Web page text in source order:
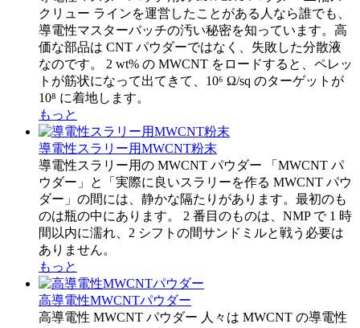
クリュー ラインを運営したことがある人なら誰でも、
導電性マスターバッチの汚い秘密を知っています。高
価な部品は CNT パウダーではなく、失敗した分散液
なのです。 2 wt% の MWCNT をロードすると、ペレッ
トが筋状になって出てきて、10⁶ Ω/sq のターゲットが
10⁸ に着地します。
もっと
導電性スラリー用MWCNT粉末
導電性スラリー用の MWCNT パウダー 「MWCNT パ
ウダー」と「実際に良いスラリーを作る MWCNT パウ
ダー」の間には、静かな隔たりがあります。最初のも
のは瓶の中にあります。 2 番目のものは、NMP で 1 時
間以内に濡れ、2 シフトの間サンドミルと戦う必要は
ありません。
もっと
高導電性MWCNTパウダー
高導電性 MWCNT パウダー 人々は MWCNT の導電性